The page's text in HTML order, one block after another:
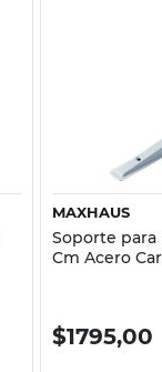
MAXHAUS
Soporte para
Cm Acero
$1795,00